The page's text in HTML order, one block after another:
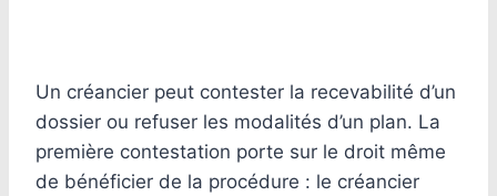
Un créancier peut contester la recevabilité d’un
dossier ou refuser les modalités d’un plan. La
première contestation porte sur le droit même
de bénéficier de la procédure : le créancier